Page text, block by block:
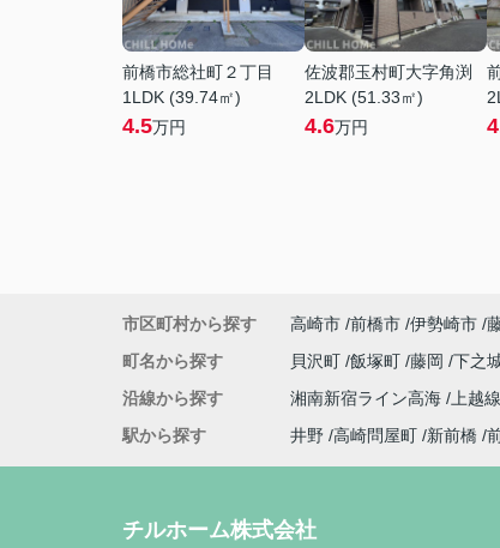
前橋市総社町２丁目
1LDK (39.74㎡)
4.5万円
佐波郡玉村町大字角渕
2LDK (51.33㎡)
4.6万円
市区町村から探す 高崎市 前橋市 伊勢崎市
町名から探す
貝沢町 飯塚町 藤岡 下之
沿線から探す
湘南新宿ライン高海 上越線
駅から探す
井野 高崎問屋町 新前橋
チルホーム株式会社